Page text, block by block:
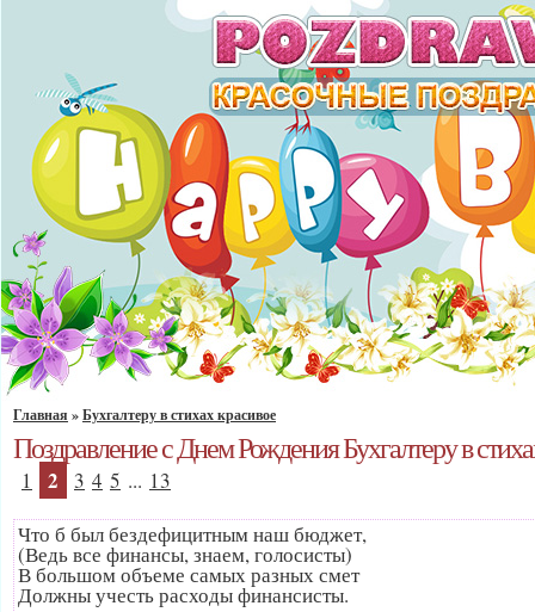
Главная »Бухгалтеру в стихах красивое
Поздравление с Днем Рождения Бухгалтеру в
1 2 3 4 5 ... 13
Что б был бездефицитным наш бюджет,
(Ведь все финансы, знаем, голосисты)
В большом объеме самых разных смет
Должны учесть расходы финансисты.